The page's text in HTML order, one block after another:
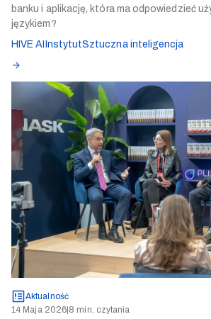
banku i aplikację, która ma odpowiedzieć
językiem?
HIVE AIInstytutSztuczna inteligencja
Aktualność
14 Maja 2026|8 min. czytania